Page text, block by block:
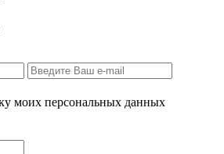
моих персональных данных